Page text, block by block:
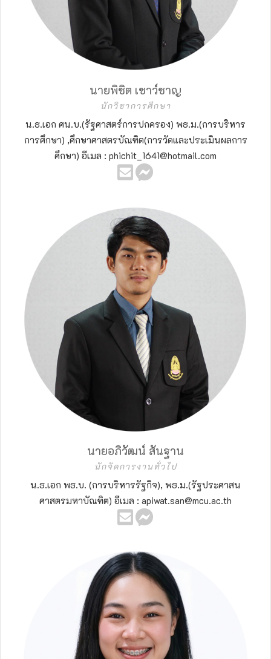
นายพิชิต เชาว์ชาญ
นักวิชาการศึกษา
น.ธ.เอก ศน.บ.(รัฐศาสตร์การปกครอง) พธ.ม.(การบริหาร
การศึกษา) ,ศึกษาศาสตรบัณฑิต(การวัดและประเมินผลการ
ศึกษา) อีเมล : phichit_1641@hotmail.com
นายอภิวัฒน์ สันฐาน
นักจัดการงานทั่วไป
น.ธ.เอก พธ.บ. (การบริหารรัฐกิจ), พธ.ม.(รัฐประศาสน
ศาสตรมหาบัณฑิต) อีเมล : apiwat.san@mcu.ac.th